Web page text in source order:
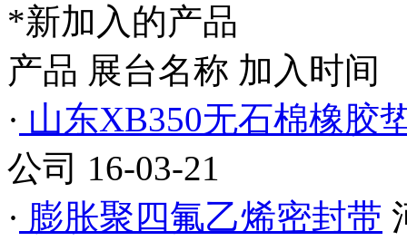
*新加入的产品
产品 展台名称 加入时间
· 山东XB350无石棉橡胶
公司 16-03-21
· 膨胀聚四氟乙烯密封带